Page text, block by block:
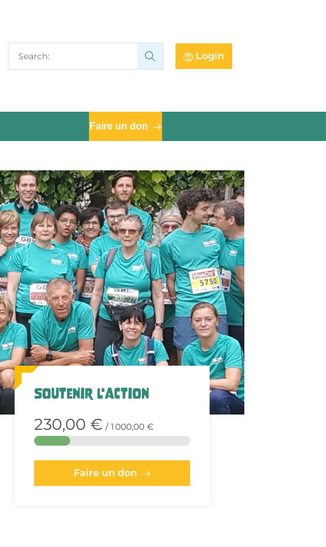
Search:
Login
Faire un don
Soutenir l'action
230,00 € / 1 000,00 €
Faire un don